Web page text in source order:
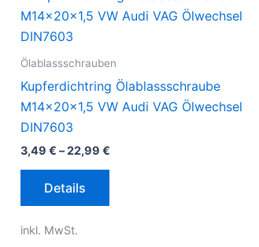
Ölablassschrauben
Kupferdichtring Ölablassschraube
M14x20x1,5 VW Audi VAG Ölwechsel
DIN7603
3,49 € –22,99 €
Details
Dieses
inkl. MwSt.